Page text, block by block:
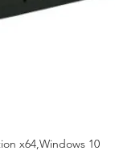
x64,Windows 10